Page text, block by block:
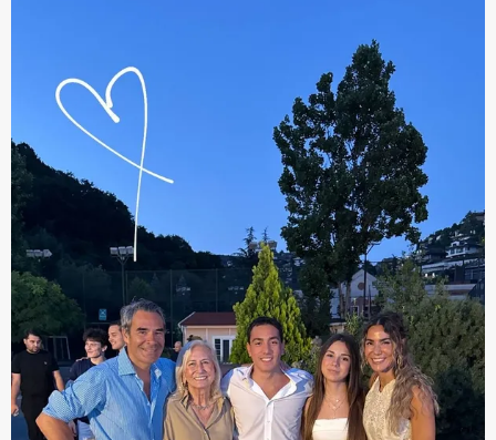
hazırlanmış Aydınlatma Metnimizi okumak ve sitemizde
ilgili mevzuata uygun olarak kullanılan çerezlerle ilgili bilgi
almak için lütfen